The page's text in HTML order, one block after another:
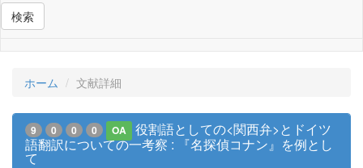
検索
ホーム 文献詳細
9 0 0 0 OA
役割語としての<関西弁>とドイツ
語翻訳についての一考察 : 『名探偵コナン』を例とし
て